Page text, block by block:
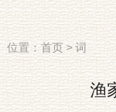
位置：首页>词
渔